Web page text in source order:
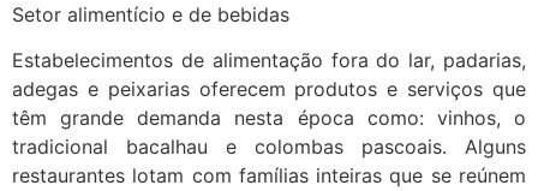
Setor alimentício e de bebidas
Estabelecimentos de alimentação fora do lar, padarias,
adegas e peixarias oferecem produtos e serviços que
têm grande demanda nesta época como: vinhos, o
tradicional bacalhau e colombas pascoais. Alguns
restaurantes lotam com famílias inteiras que se reúnem